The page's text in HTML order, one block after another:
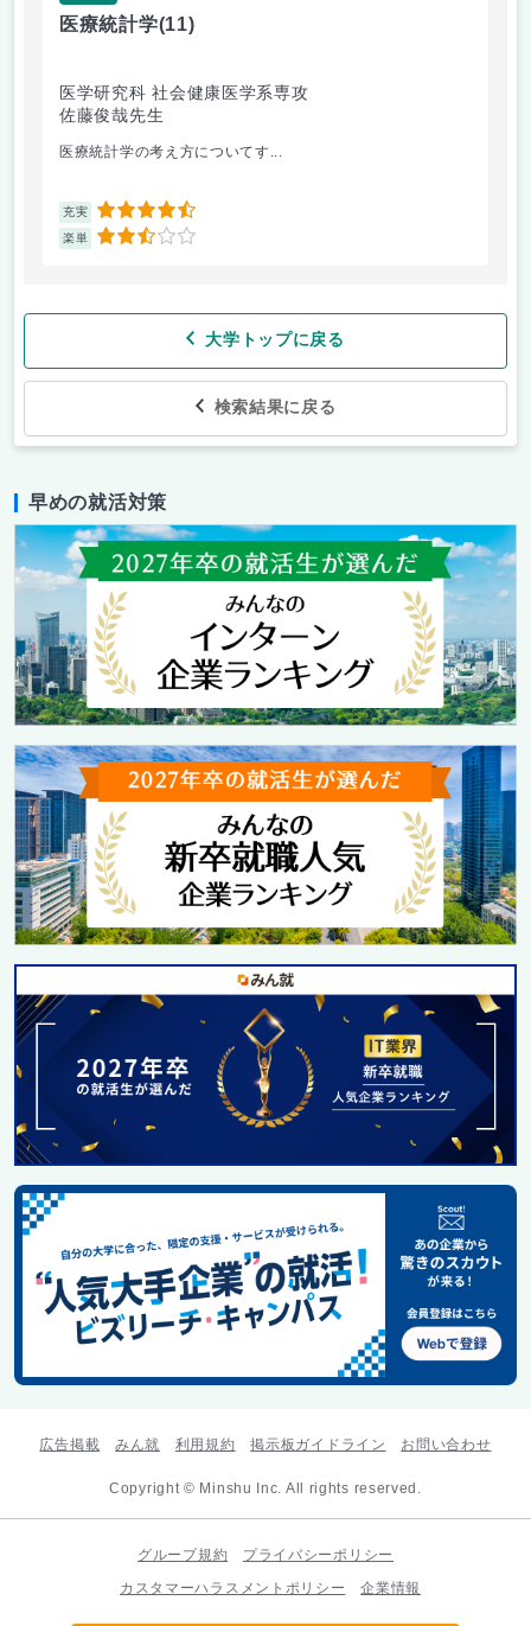
医療統計学(11)
医学研究科 社会健康医学系専攻
佐藤俊哉先生
医療統計学の考え方についてす...
充実 4.5
楽単 2.5
大学トップに戻る
検索結果に戻る
早めの就活対策
広告掲載 みん就 利用規約 掲示板ガイドライン お問い合わせ
Copyright © Minshu Inc. All rights reserved.
グループ規約
プライバシーポリシー
カスタマーハラスメントポリシー
企業情報